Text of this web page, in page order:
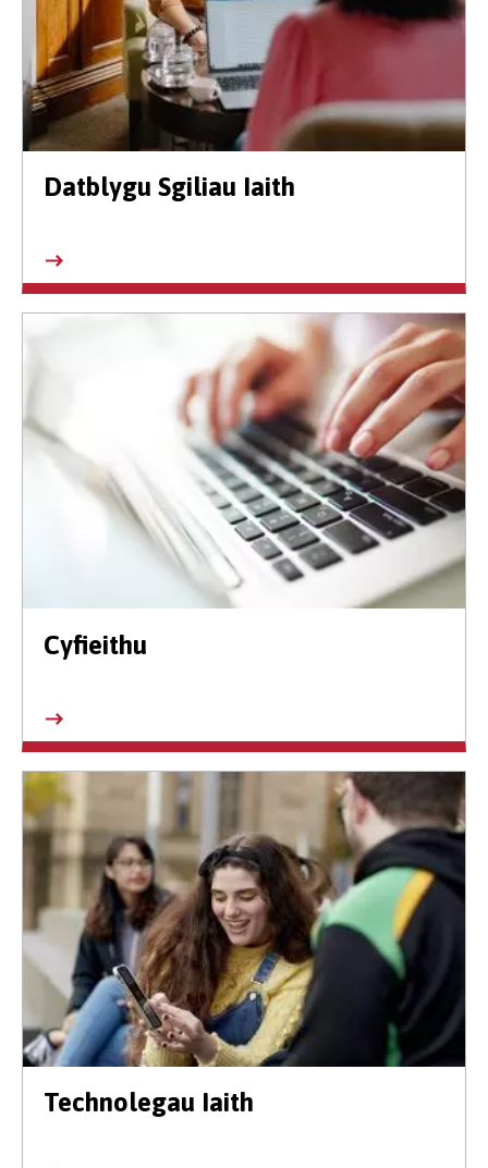
Datblygu Sgiliau Iaith
Cyfieithu
Technolegau Iaith